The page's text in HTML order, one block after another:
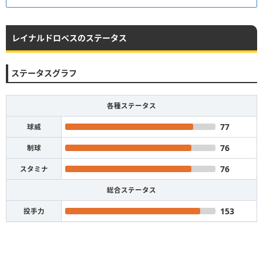
レイナルドロペスのステータス
ステータスグラフ
各種ステータス
球威 77
制球 76
スタミナ 76
総合ステータス
投手力 153